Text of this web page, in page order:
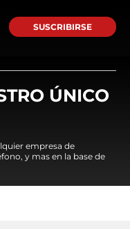
SUSCRIBIRSE
ÚNICO
empresa de
y mas en la base de